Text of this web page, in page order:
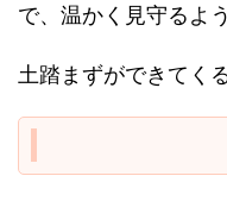
で、温かく見守るよ
土踏まずができてく